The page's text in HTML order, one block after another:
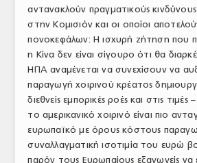
αντανακλούν πραγματικούς
στην Κομισιόν και οι οποίοι
πονοκεφάλων: Η ισχυρή ζήτηση που
η Κίνα δεν είναι σίγουρο ότι θα
ΗΠΑ αναμένεται να συνεχίσουν να
παραγωγή χοιρινού κρέατος
διεθνείς εμπορικές ροές και στις τιμές
το αμερικανικό χοιρινό είναι πιο
ευρωπαϊκό με όρους κόστους
συναλλαγματική ισοτιμία του ευρώ
παρόν τους Ευρωπαίους εξαγωγείς να